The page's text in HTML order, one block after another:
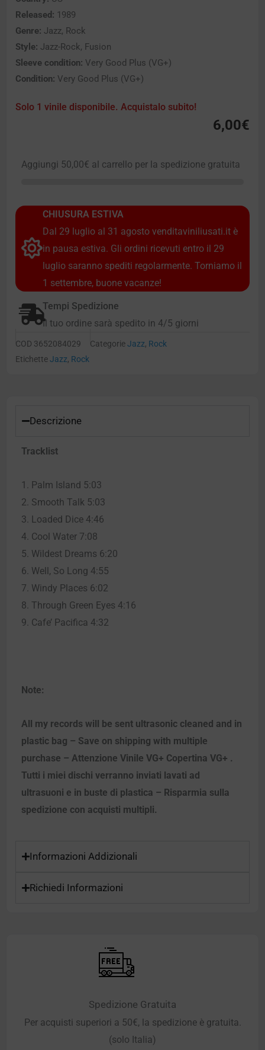
Released: 1989
Genre: Jazz, Rock
Style: Jazz-Rock, Fusion
Sleeve condition: Very Good Plus (VG+)
Condition: Very Good Plus (VG+)
Solo 1 vinile disponibile. Acquistalo subito!
6,00€
Aggiungi 50,00€ al carrello per la spedizione gratuita
CHIUSURA ESTIVA
Dal 29 luglio al 31 agosto venditaviniliusati.it è
in pausa estiva. Gli ordini ricevuti entro il 29
luglio saranno spediti regolarmente. Torniamo il
1 settembre, buone vacanze!
Tempi Spedizione
Il tuo ordine sarà spedito in 4/5 giorni
COD 3652084029 CategorieJazz, Rock
EtichetteJazz, Rock
Descrizione
Tracklist
1. Palm Island 5:03
2. Smooth Talk 5:03
3. Loaded Dice 4:46
4. Cool Water 7:08
5. Wildest Dreams 6:20
6. Well, So Long 4:55
7. Windy Places 6:02
8. Through Green Eyes 4:16
9. Cafe’ Pacifica 4:32
Note:
All my records will be sent ultrasonic cleaned and in
plastic bag – Save on shipping with multiple
purchase – Attenzione Vinile VG+ Copertina VG+ .
Tutti i miei dischi verranno inviati lavati ad
ultrasuoni e in buste di plastica – Risparmia sulla
spedizione con acquisti multipli.
Informazioni Addizionali
Richiedi Informazioni
Spedizione Gratuita
Per acquisti superiori a 50€, la spedizione è gratuita.
(solo Italia)